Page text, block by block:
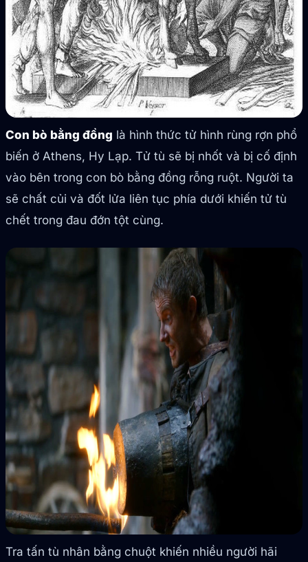
Con bò bằng đồng là hình thức tử hình rùng rợn phổ
biến ở Athens, Hy Lạp. Tử tù sẽ bị nhốt và bị cố định
vào bên trong con bò bằng đồng rỗng ruột. Người ta
sẽ chất củi và đốt lửa liên tục phía dưới khiến tử tù
chết trong đau đớn tột cùng.
Tra tấn tù nhân bằng chuột khiến nhiều người hãi